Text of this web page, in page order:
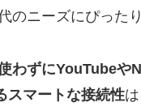
ニーズにぴった
わずにYouTubeや
スマートな接続性